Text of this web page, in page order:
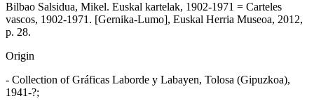
Bilbao Salsidua, Mikel. Euskal kartelak, 1902-1971 = Carteles
vascos, 1902-1971. [Gernika-Lumo], Euskal Herria Museoa, 2012,
p. 28.
Origin
- Collection of Gráficas Laborde y Labayen, Tolosa (Gipuzkoa),
1941-?;